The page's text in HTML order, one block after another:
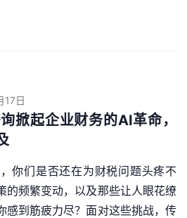
17日
掀起企业财务的AI革命，
你们是否还在为财税问题头疼不
的频繁变动，以及那些让人眼花缭
感到筋疲力尽？面对这些挑战，传